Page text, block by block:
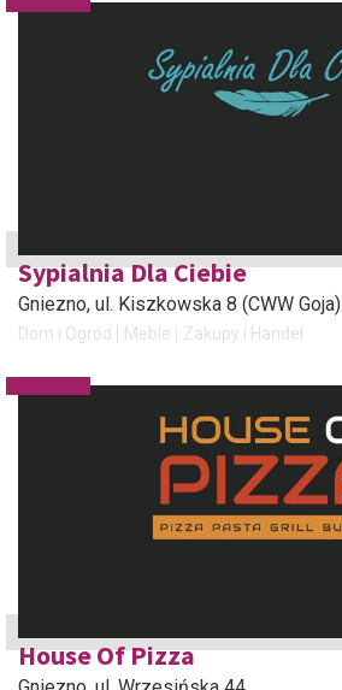
Sypialnia Dla Ciebie
Gniezno, ul. Kiszkowska 8 (CWW Goja)
Dom i Ogród Meble Zakupy i Handel
House Of Pizza